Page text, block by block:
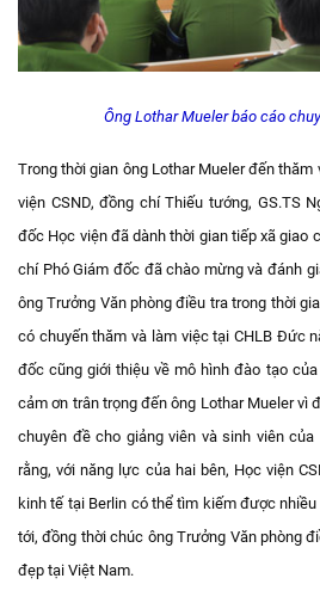
Ông Lothar Mueler báo cáo
Trong thời gian ông Lothar Mueler đến
viện CSND, đồng chí Thiếu tướng, GS.TS
đốc Học viện đã dành thời gian tiếp xã giao
chí Phó Giám đốc đã chào mừng và đánh
ông Trưởng Văn phòng điều tra trong thời
có chuyến thăm và làm việc tại CHLB Đức
đốc cũng giới thiệu về mô hình đào tạo
cảm ơn trân trọng đến ông Lothar Mueler vì
chuyên đề cho giảng viên và sinh viên
rằng, với năng lực của hai bên, Học viện
kinh tế tại Berlin có thể tìm kiếm được
tới, đồng thời chúc ông Trưởng Văn phòng
đẹp tại Việt Nam.